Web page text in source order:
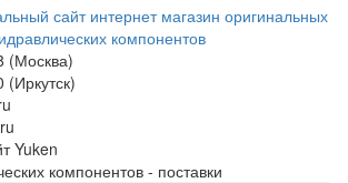
(Москва)
Yuken
компонентов - поставки